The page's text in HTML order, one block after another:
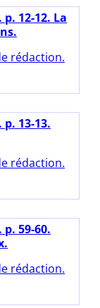
12-12. La
rédaction.
p. 13-13.
rédaction.
p. 59-60.
rédaction.